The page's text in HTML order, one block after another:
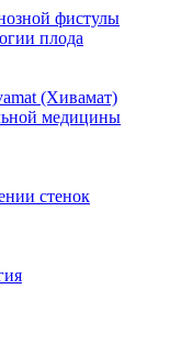
фистулы
плода
(Хивамат)
медицины
стенок